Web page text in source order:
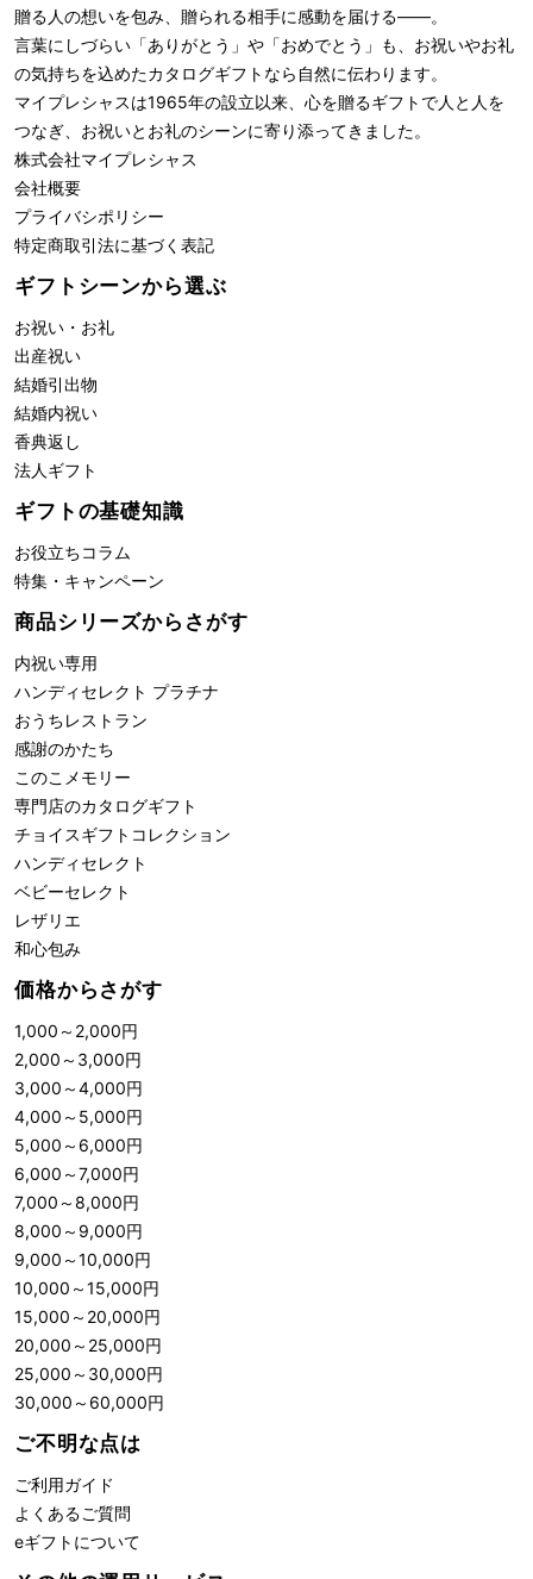
贈る人の想いを包み、贈られる相手に感動を届ける――。
言葉にしづらい「ありがとう」や「おめでとう」も、お祝いやお礼
の気持ちを込めたカタログギフトなら自然に伝わります。
マイプレシャスは1965年の設立以来、心を贈るギフトで人と人を
つなぎ、お祝いとお礼のシーンに寄り添ってきました。
株式会社マイプレシャス
会社概要
プライバシポリシー
特定商取引法に基づく表記
ギフトシーンから選ぶ
お祝い・お礼
出産祝い
結婚引出物
結婚内祝い
香典返し
法人ギフト
ギフトの基礎知識
お役立ちコラム
特集・キャンペーン
商品シリーズからさがす
内祝い専用
ハンディセレクト プラチナ
おうちレストラン
感謝のかたち
このこメモリー
専門店のカタログギフト
チョイスギフトコレクション
ハンディセレクト
ベビーセレクト
レザリエ
和心包み
価格からさがす
1,000 ～ 2,000円
2,000 ～ 3,000円
3,000 ～4,000円
4,000 ～ 5,000円
5,000 ～ 6,000円
6,000 ～7,000円
7,000 ～8,000円
8,000 ～ 9,000円
9,000 ～10,000円
10,000 ～15,000円
15,000 ～ 20,000円
20,000 ～ 25,000円
25,000 ～ 30,000円
30,000 ～ 60,000円
ご不明な点は
ご利用ガイド
よくあるご質問
eギフトについて